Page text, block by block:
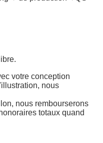
votre conception
nous
nous rembourserons
totaux quand